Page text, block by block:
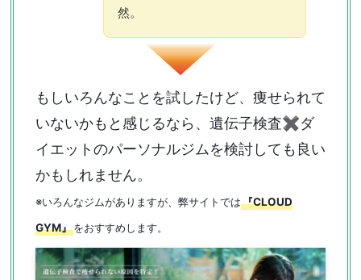
然。
もしいろんなことを試したけど、痩せられて
いないかもと感じるなら、遺伝子検査✖︎ダ
イエットのパーソナルジムを検討しても良い
かもしれません。
※いろんなジムがありますが、弊サイトでは『CLOUD
GYM』をおすすめします。